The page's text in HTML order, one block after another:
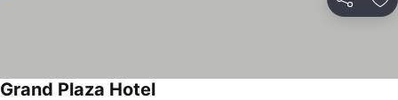
Partager
Grand Plaza Hotel